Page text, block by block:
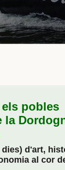
pobles
la
d'art,
al cor